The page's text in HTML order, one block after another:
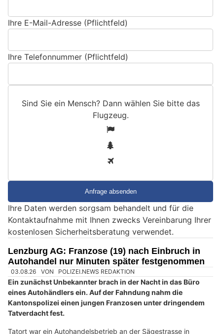
Ihre E-Mail-Adresse (Pflichtfeld)
Ihre Telefonnummer (Pflichtfeld)
Sind Sie ein Mensch? Dann wählen Sie bitte das
Flugzeug.
e
i
n
e
n
s
c
h
?
D
Ihre Daten werden sorgsam behandelt und für die
Kontaktaufnahme mit Ihnen zwecks Vereinbarung Ihrer
kostenlosen Sicherheitsberatung verwendet.
Lenzburg AG: Franzose (19) nach Einbruch in
Autohandel nur Minuten später festgenommen